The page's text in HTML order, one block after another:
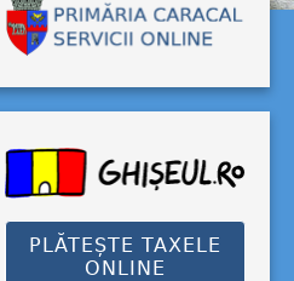
PLĂTEȘTE TAXELE
ONLINE